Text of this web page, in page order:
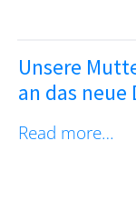
Unsere
an das
Read more…